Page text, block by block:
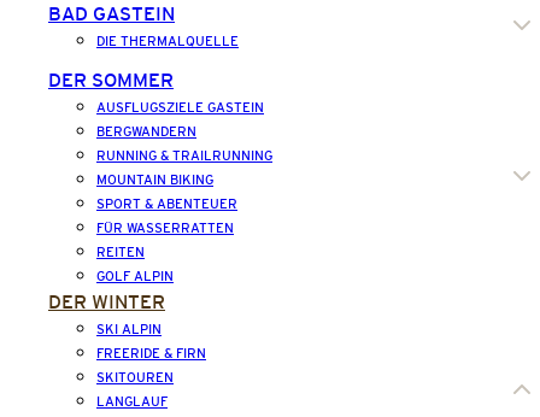
BAD GASTEIN
DIE THERMALQUELLE
DER SOMMER
AUSFLUGSZIELE GASTEIN
BERGWANDERN
RUNNING & TRAILRUNNING
MOUNTAIN BIKING
SPORT & ABENTEUER
FÜR WASSERRATTEN
REITEN
GOLF ALPIN
DER WINTER
SKI ALPIN
FREERIDE & FIRN
SKITOUREN
LANGLAUF